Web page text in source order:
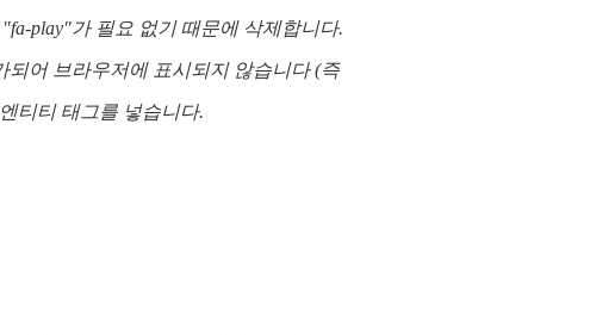
play"가 필요 없기 때문에 삭제합니다.
되어 브라우저에 표시되지 않습니다 (즉
티티 태그를 넣습니다.